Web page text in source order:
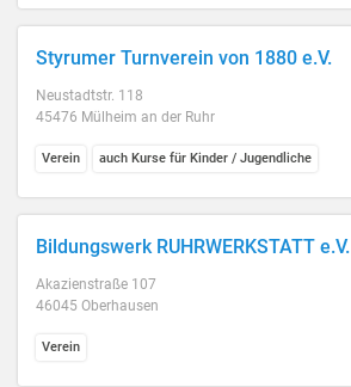
Styrumer Turnverein von 1880 e.V.
Neustadtstr. 118
45476 Mülheim an der Ruhr
Verein auch Kurse für Kinder / Jugendliche
Bildungswerk RUHRWERKSTATT e.V.
Akazienstraße 107
46045 Oberhausen
Verein